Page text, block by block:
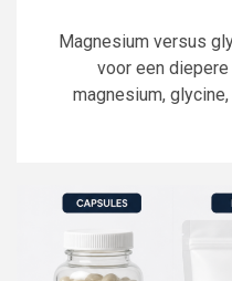
Magnesium versus
voor een
magnesium,